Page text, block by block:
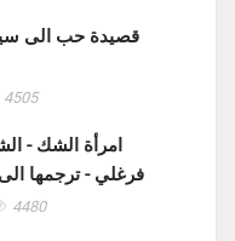
قصيدة حب الى
4505
امرأة الشك -
فرغلي - ترجمها الى
4480